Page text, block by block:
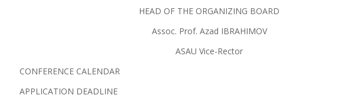
HEAD OF THE ORGANIZING BOARD
Assoc. Prof. Azad IBRAHIMOV
ASAU Vice-Rector
CONFERENCE CALENDAR
APPLICATION DEADLINE